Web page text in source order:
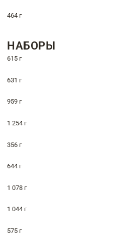
464 г
НАБОРЫ
615 г
631 г
959 г
1 254 г
356 г
644 г
1 078 г
1 044 г
575 г